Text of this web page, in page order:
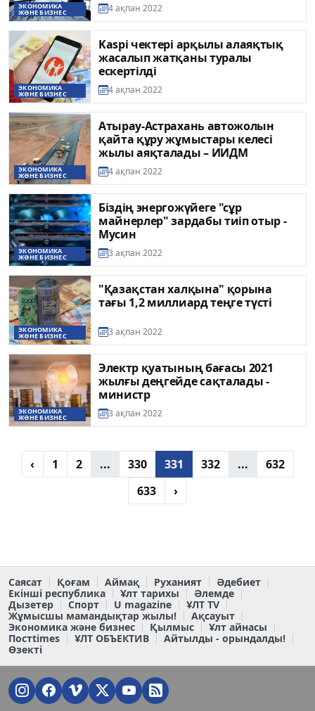
ЭКОНОМИКА
ЖӘНЕ БИЗНЕС 4 ақпан 2022
ЭКОНОМИКА
ЖӘНЕ БИЗНЕС
Kaspi чектері арқылы алаяқтық
жасалып жатқаны туралы
ескертілді
4 ақпан 2022
ЭКОНОМИКА
ЖӘНЕ БИЗНЕС
Атырау-Астрахань автожолын
қайта құру жұмыстары келесі
жылы аяқталады – ИИДМ
4 ақпан 2022
ЭКОНОМИКА
ЖӘНЕ БИЗНЕС
Біздің энергожүйеге "сұр
майнерлер" зардабы тиіп отыр -
Мусин
3 ақпан 2022
ЭКОНОМИКА
ЖӘНЕ БИЗНЕС
"Қазақстан халқына" қорына
тағы 1,2 миллиард теңге түсті
3 ақпан 2022
ЭКОНОМИКА
ЖӘНЕ БИЗНЕС
Электр қуатының бағасы 2021
жылғы деңгейде сақталады -
министр
3 ақпан 2022
‹ 1 2 ... 330 331 332 ...
632
633
›
Саясат Қоғам Аймақ Руханият
Әдебиет
Екінші республика
Ұлт тарихы
Әлемде
Дызетер
Спорт U magazine
ҰЛТ TV
Жұмысшы мамандықтар жылы!
Ақсауыт
Экономика және бизнес
Қылмыс
Ұлт айнасы
Постtimes
ҰЛТ ОБЪЕКТИВ
Айтылды - орындалды!
Өзекті